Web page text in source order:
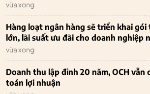
vừa xong
Hàng loạt ngân hàng sẽ triển khai
lớn, lãi suất ưu đãi cho doanh nghiệp
vừa xong
Doanh thu lập đỉnh 20 năm, OCH vẫn
toán lợi nhuận